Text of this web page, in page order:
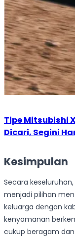
Tipe Mitsubishi
Dicari, Segini
Kesimpulan
Secara keseluruhan,
menjadi pilihan
keluarga dengan
kenyamanan
cukup beragam